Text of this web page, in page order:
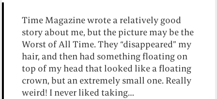
Time Magazine wrote a relatively good
story about me, but the picture may be the
Worst of All Time. They “disappeared” my
hair, and then had something floating on
top of my head that looked like a floating
crown, but an extremely small one. Really
weird! I never liked taking…